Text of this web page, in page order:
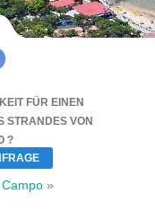
Marina di Campo entfernt ...
FÜR EINEN
STRANDES VON
?
»